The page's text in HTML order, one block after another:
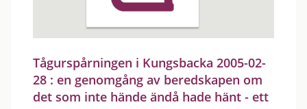
Tågurspårningen i Kungsbacka 2005-02-
28 : en genomgång av beredskapen om
det som inte hände ändå hade hänt - ett